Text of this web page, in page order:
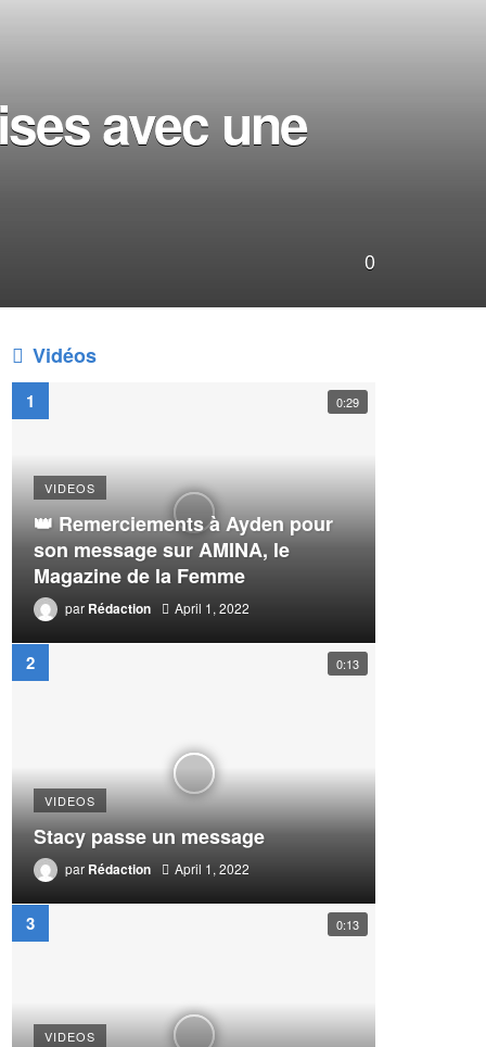
avec une
0
Vidéos
0:29
VIDEOS
👑 Remerciements à Ayden pour
son message sur AMINA, le
Magazine de la Femme
par Rédaction April 1, 2022
0:13
VIDEOS
Stacy passe un message
par Rédaction April 1, 2022
0:13
VIDEOS